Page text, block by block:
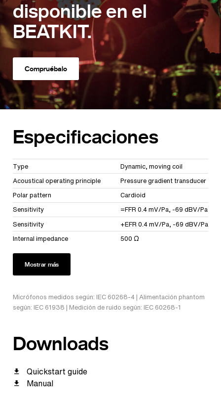
disponible en el
BEATKIT.
Compruébalo
Especificaciones
Type
Dynamic, moving coil
Acoustical operating principle
Pressure gradient transducer
Polar pattern
Cardioid
Sensitivity
=FFR 0.4 mV/Pa, -69 dBV/Pa
Sensitivity
+EFR 0.4 mV/Pa, -69 dBV/Pa
Internal impedance
500 Ω
Mostrar más
Micrófonos medidos según: IEC 60268-4 | Alimentación phantom
según: IEC 61938 | Medición de ruido según: IEC 60268-1
Downloads
Quickstart guide
Manual